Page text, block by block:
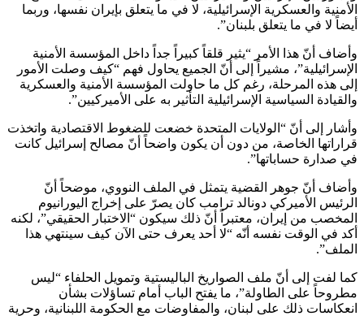
الأمنية والعسكرية الإسرائيلية، لا في ما يتعلق بإيران نفسها، وربما
أيضاً لا في ما يتعلق بلبنان”.
وأضاف أنّ هذا الأمر “يثير قلقاً كبيراً جداً داخل المؤسسة الأمنية
الإسرائيلية”، مشيراً إلى أنّ الجميع يحاول فهم “كيف وصلت الأمور
إلى هذه المرحلة، رغم كل ما حاولت المؤسسة الأمنية والعسكرية
والقيادة السياسية الإسرائيلية التأثير به على الأميركيين”.
وأشار إلى أنّ “الولايات المتحدة خضعت للضغوط الاقتصادية واتخذت
قراراتها الخاصة، من دون أن يكون واضحاً أنّ مصالح إسرائيل كانت
في صدارة حساباتها”.
وأضاف أنّ جوهر القضية يتمثل في الملف النووي، موضحاً أنّ
الرئيس الأميركي دونالد ترامب كان يصرّ على إخراج اليورانيوم
المخصب من إيران، معتبراً أنّ ذلك سيكون “الاختبار الحقيقي”، لكنه
أكد في الوقت نفسه أنّه “لا أحد يعرف حتى الآن كيف سينتهي هذا
الملف”.
كما لفت إلى أنّ ملف الصواريخ الباليستية وتمويل الحلفاء “ليس
مطروحاً على الطاولة”، ما يفتح الباب أمام تساؤلات بشأن
انعكاسات ذلك على لبنان، والمفاوضات مع الحكومة اللبنانية، وحرية